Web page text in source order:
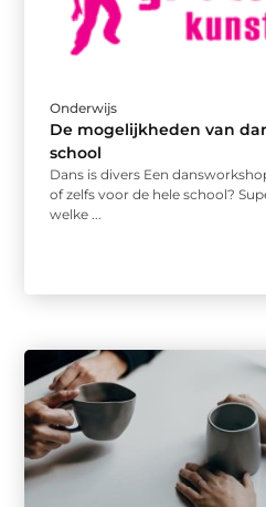
Onderwijs
De mogelijkheden van
school
Dans is divers Een
of zelfs voor de hele school?
welke ...